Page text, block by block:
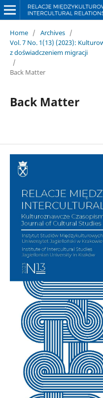
Home / Archives /
Vol. 7 No. 1(13) (2023):
z doświadczeniem migracji
/
Back Matter
Back Matter